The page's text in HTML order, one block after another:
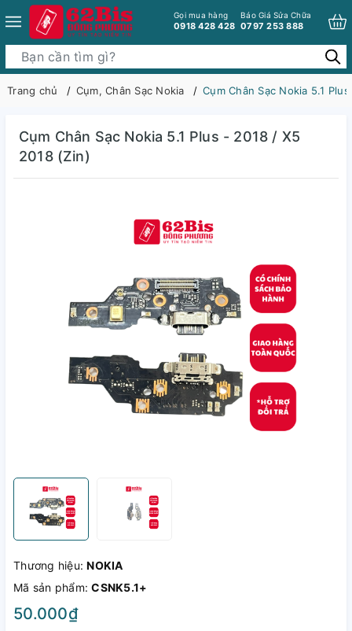
Gọi mua hàng
0918 428 428
Báo Giá Sửa Chữa
0797 253 888
Trang chủ Cụm, Chân Sạc Nokia Cụm Chân Sạc Nokia 5.1
Cụm Chân Sạc Nokia 5.1 Plus - 2018 / X5
2018 (Zin)
Thương hiệu:NOKIA
Mã sản phẩm:CSNK5.1+
50.000₫